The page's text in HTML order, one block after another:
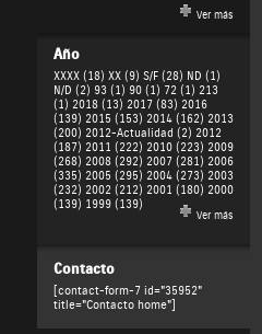
Ver más
Año
XXXX (18) XX (9) S/F (28) ND (1)
N/D (2) 93 (1) 90 (1) 72 (1) 213
(1) 2018 (13) 2017 (83) 2016
(139) 2015 (153) 2014 (162) 2013
(200) 2012-Actualidad (2) 2012
(187) 2011 (222) 2010 (223) 2009
(268) 2008 (292) 2007 (281) 2006
(335) 2005 (295) 2004 (273) 2003
(232) 2002 (212) 2001 (180) 2000
(139) 1999 (139)
Ver más
Contacto
[contact-form-7 id="35952"
title="Contacto home"]